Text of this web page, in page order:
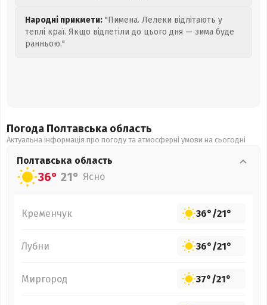
Народні прикмети: "Пимена. Лелеки відлітають у
теплі краї. Якщо відлетіли до цього дня — зима буде
ранньою."
Погода Полтавська область
Актуальна інформація про погоду та атмосферні умови на сьогодні
Полтавська область
36° 21° Ясно
Кременчук 36°/21°
Лубни 36°/21°
Миргород 37°/21°